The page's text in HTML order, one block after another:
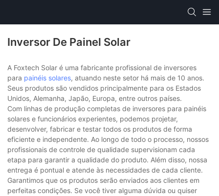
Inversor De Painel Solar
A Foxtech Solar é uma fabricante profissional de inversores
para painéis solares, atuando neste setor há mais de 10 anos.
Seus produtos são vendidos principalmente para os Estados
Unidos, Alemanha, Japão, Europa, entre outros países.
Com linhas de produção completas de inversores para painéis
solares e funcionários experientes, podemos projetar,
desenvolver, fabricar e testar todos os produtos de forma
eficiente e independente. Ao longo de todo o processo, nossos
profissionais de controle de qualidade supervisionam cada
etapa para garantir a qualidade do produto. Além disso, nossa
entrega é pontual e atende às necessidades de cada cliente.
Garantimos que os produtos serão enviados aos clientes em
perfeitas condições. Se você tiver alguma dúvida ou quiser